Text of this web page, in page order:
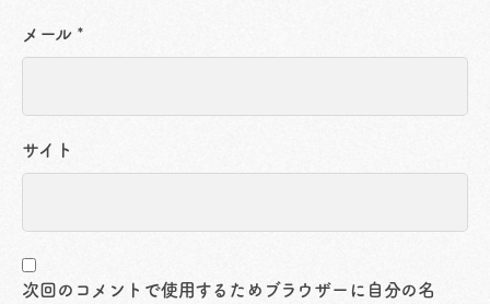
メール *
サイト
次回のコメントで使用するためブラウザーに自分の名